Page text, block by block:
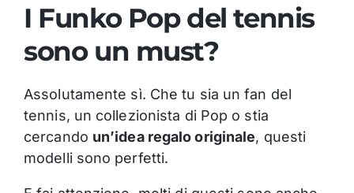
I Funko Pop del tennis
sono un must?
Assolutamente sì. Che tu sia un fan del
tennis, un collezionista di Pop o stia
cercando un’idea regalo originale, questi
modelli sono perfetti.